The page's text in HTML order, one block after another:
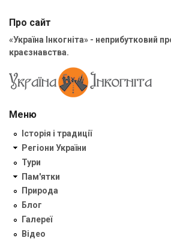
Про сайт
«Україна Інкогніта» - неприбутковий
краєзнавства.
Меню
Історія і традиції
Регіони України
Тури
Пам'ятки
Природа
Блог
Галереї
Відео